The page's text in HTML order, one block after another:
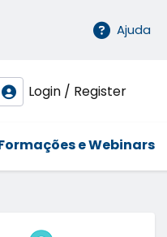
Ajuda
Login / Register
e Webinars